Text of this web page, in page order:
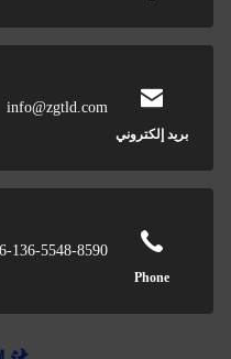
بريد إلكتروني
info@zgtld.com
Phone
0086-136-5548-8590